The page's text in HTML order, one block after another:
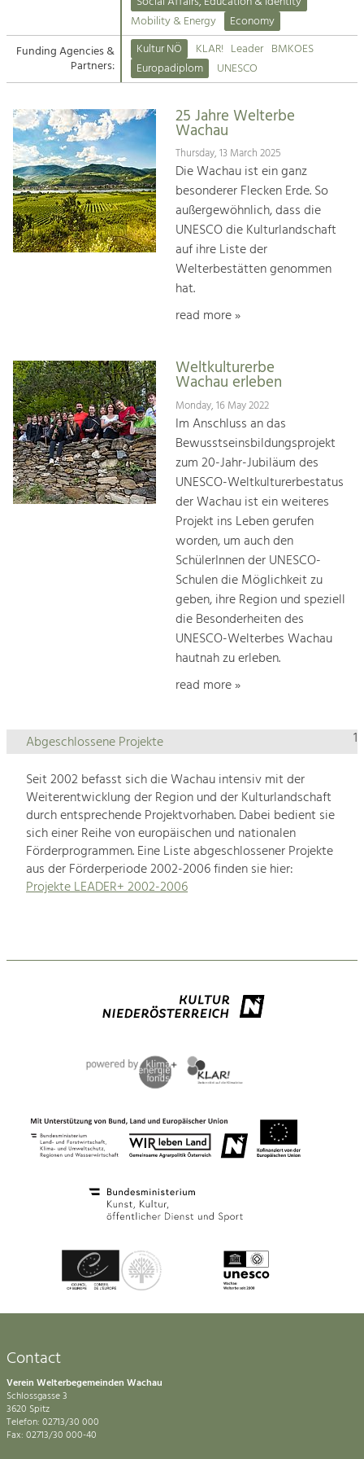
Suche
Impressum
Kontakt
Tourism
Offer Development and Positioning
Art & Culture
Crafts, Science and Research.
Social Affairs, Education
& Identity
Equality, Youth and Integration.
Climate Change, Public Transport and
Increase in Regional Value Added.
Mobility & Energy
Economy
Funding Agencies &
Partners:
Kultur NÖ KLAR! Leader BMKOES
Europadiplom
UNESCO
25 Jahre Welterbe
Wachau
Thursday, 13 March 2025
Die Wachau ist ein ganz
besonderer Flecken Erde. So
außergewöhnlich, dass die
UNESCO die Kulturlandschaft
auf ihre Liste der
Welterbestätten genommen
hat.
read more »
Weltkulturerbe
Wachau erleben
Monday, 16 May 2022
Im Anschluss an das
Bewusstseinsbildungsprojekt
zum 20-Jahr-Jubiläum des
UNESCO-Weltkulturerbestatus
der Wachau ist ein weiteres
Projekt ins Leben gerufen
worden, um auch den
SchülerInnen der UNESCO-
Schulen die Möglichkeit zu
geben, ihre Region und speziell
die Besonderheiten des
UNESCO-Welterbes Wachau
hautnah zu erleben.
read more »
1
Abgeschlossene Projekte
Seit 2002 befasst sich die Wachau intensiv mit der
Weiterentwicklung der Region und der Kulturlandschaft
durch entsprechende Projektvorhaben. Dabei bedient sie
sich einer Reihe von europäischen und nationalen
Förderprogrammen. Eine Liste abgeschlossener Projekte
aus der Förderperiode 2002-2006 finden sie hier:
Projekte LEADER+ 2002-2006
Contact
Verein Welterbegemeinden Wachau
Schlossgasse 3
3620 Spitz
Telefon: 02713/30 000
Fax: 02713/30 000-40